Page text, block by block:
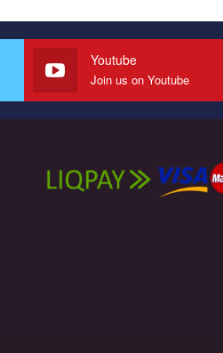
Youtube
Join us on Youtube